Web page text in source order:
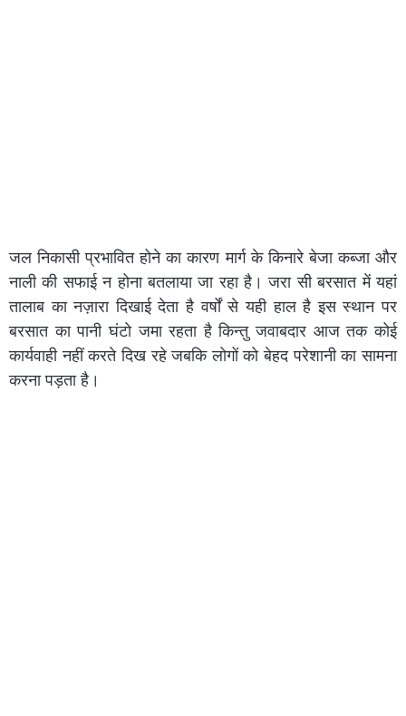
जल निकासी प्रभावित होने का कारण मार्ग के किनारे बेजा कब्जा और
नाली की सफाई न होना बतलाया जा रहा है। जरा सी बरसात में यहां
तालाब का नज़ारा दिखाई देता है वर्षों से यही हाल है इस स्थान पर
बरसात का पानी घंटो जमा रहता है किन्तु जवाबदार आज तक कोई
कार्यवाही नहीं करते दिख रहे जबकि लोगों को बेहद परेशानी का सामना
करना पड़ता है।